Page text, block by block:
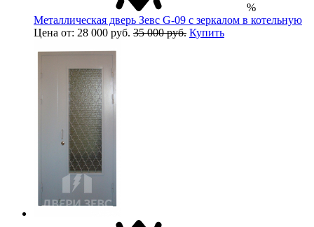
%
Металлическая дверь Зевс G-09 с зеркалом в котельную
Цена от: 28 000 руб. 35 000 руб. Купить